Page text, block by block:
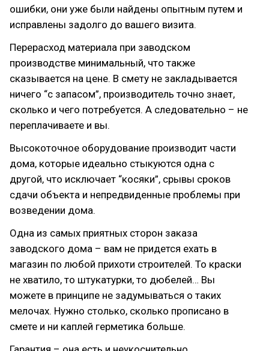
ошибки, они уже были найдены опытным путем и
исправлены задолго до вашего визита.
Перерасход материала при заводском
производстве минимальный, что также
сказывается на цене. В смету не закладывается
ничего “с запасом”, производитель точно знает,
сколько и чего потребуется. А следовательно – не
переплачиваете и вы.
Высокоточное оборудование производит части
дома, которые идеально стыкуются одна с
другой, что исключает “косяки”, срывы сроков
сдачи объекта и непредвиденные проблемы при
возведении дома.
Одна из самых приятных сторон заказа
заводского дома – вам не придется ехать в
магазин по любой прихоти строителей. То краски
не хватило, то штукатурки, то дюбелей… Вы
можете в принципе не задумываться о таких
мелочах. Нужно столько, сколько прописано в
смете и ни каплей герметика больше.